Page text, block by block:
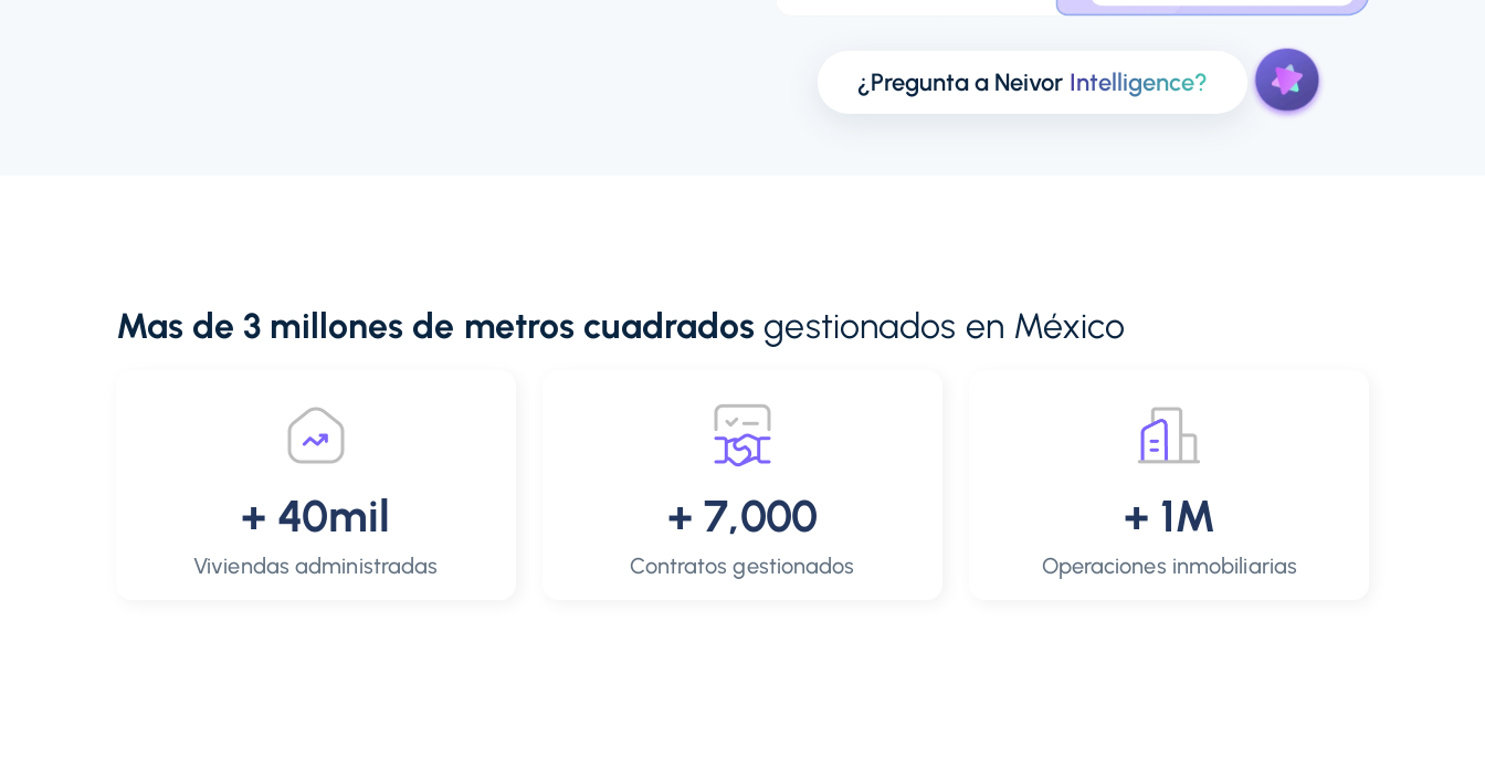
¿Pregunta a Neivor Intelligence?
Mas de 3 millones de metros cuadrados gestionados en México
+ 40mil
Viviendas administradas
+ 7,000
Contratos gestionados
+ 1M
Operaciones inmobiliarias